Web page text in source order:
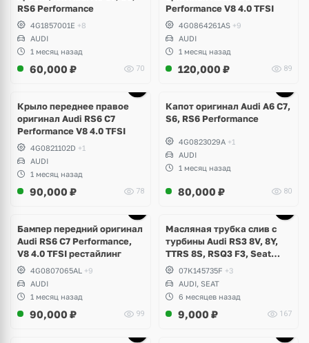
RS6 Performance
4G1857001E +8
AUDI
1 месяц назад
60,000 ₽ 70
Performance V8 4.0 TFSI
4G0864261AS +9
AUDI
1 месяц назад
120,000 ₽ 89
Крыло переднее правое
оригинал Audi RS6 C7
Performance V8 4.0 TFSI
4G0821102D +1
AUDI
1 месяц назад
90,000 ₽ 78
Капот оригинал Audi A6 C7,
S6, RS6 Performance
4G0823029A +1
AUDI
1 месяц назад
80,000 ₽ 80
Бампер передний оригинал
Audi RS6 C7 Performance,
V8 4.0 TFSI рестайлинг
4G0807065AL
+9
AUDI
1 месяц назад
90,000 ₽ 99
Масляная трубка слив с
турбины Audi RS3 8V, 8Y,
TTRS 8S, RSQ3 F3, Seat
Formentor Cupra 2.5 TFSI
Evo, DAZA, DNWA, DNWB
07K145735F +3
AUDI, SEAT
6 месяцев назад
9,000 ₽ 167